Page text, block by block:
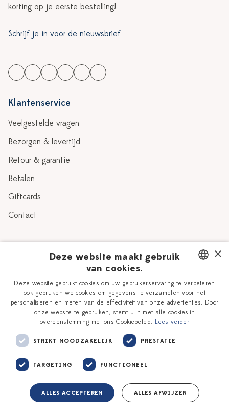
korting op je eerste bestelling!
Schrijf je in voor de nieuwsbrief
Klantenservice
Veelgestelde vragen
Bezorgen & levertijd
Retour & garantie
Betalen
Giftcards
Contact
Verhaal
Onze plateelschilders
Delfts Blauw
Workshops
Vacatures
Zakelijk
DUTCH
ENGLISH
×
Deze website maakt gebruik
van cookies.
Deze website gebruikt cookies om uw gebruikerservaring te verbeteren
ook gebruiken we cookies om gegevens te verzamelen voor het
personaliseren en meten van de effectiviteit van onze advertenties. Door
onze website te gebruiken, stemt u in met alle cookies in
overeenstemming met ons Cookiebeleid. Lees verder
STRIKT NOODZAKELIJK PRESTATIE
TARGETING FUNCTIONEEL
ALLES ACCEPTEREN ALLES AFWIJZEN